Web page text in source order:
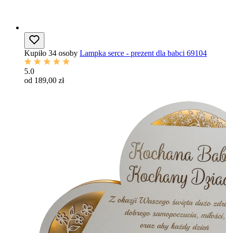
Kupiło 34 osoby Lampka serce - prezent dla babci 69104
5.0
od 189,00 zł